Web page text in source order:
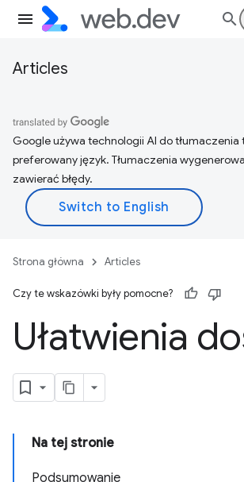
Articles
Google używa technologii AI do tłumaczenia
preferowany język. Tłumaczenia
zawierać błędy.
Strona główna Articles
Czy te wskazówki były pomocne?
Ułatwienia
Na tej stronie
Podsumowanie